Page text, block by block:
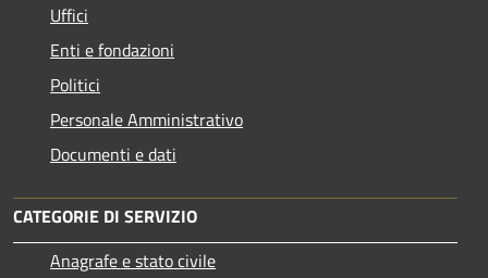
Uffici
Enti e fondazioni
Politici
Personale Amministrativo
Documenti e dati
CATEGORIE DI SERVIZIO
Anagrafe e stato civile